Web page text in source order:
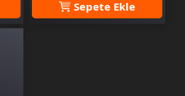
Sepete Ekle